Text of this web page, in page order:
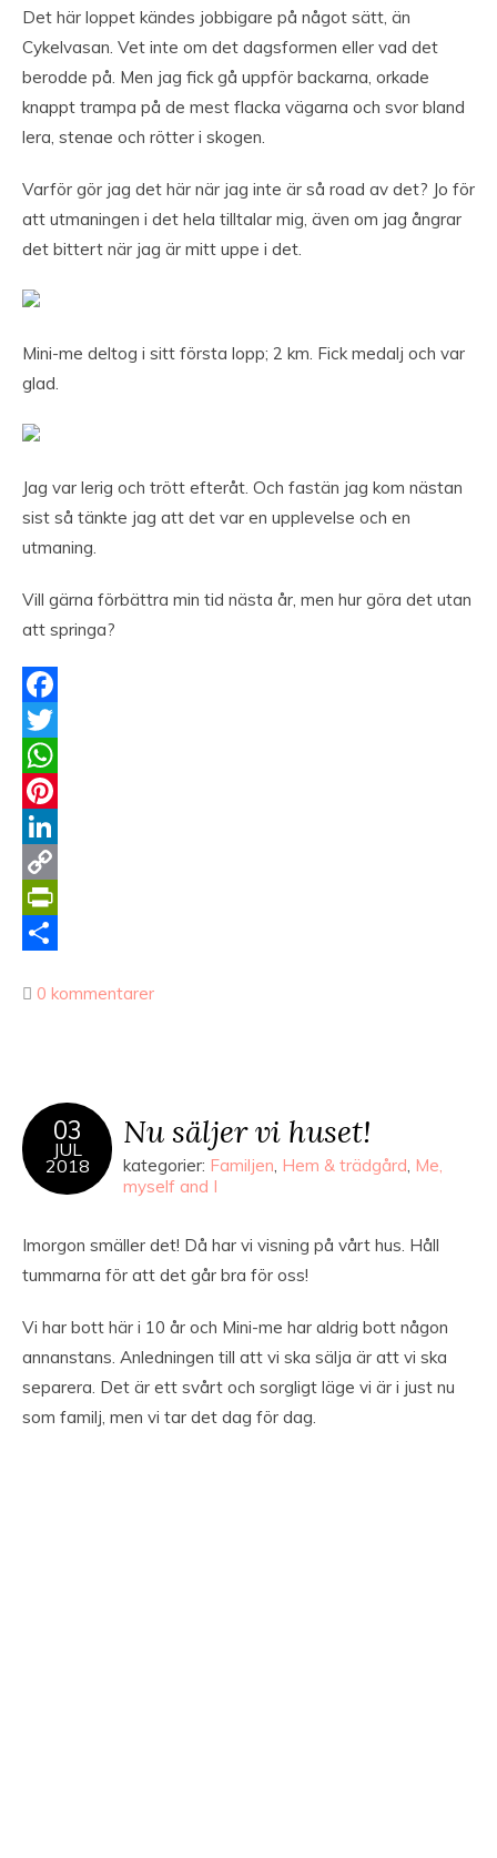
Det här loppet kändes jobbigare på något sätt, än
Cykelvasan. Vet inte om det dagsformen eller vad det
berodde på. Men jag fick gå uppför backarna, orkade
knappt trampa på de mest flacka vägarna och svor bland
lera, stenae och rötter i skogen.
Varför gör jag det här när jag inte är så road av det? Jo för
att utmaningen i det hela tilltalar mig, även om jag ångrar
det bittert när jag är mitt uppe i det.
Mini-me deltog i sitt första lopp; 2 km. Fick medalj och var
glad.
Jag var lerig och trött efteråt. Och fastän jag kom nästan
sist så tänkte jag att det var en upplevelse och en
utmaning.
Vill gärna förbättra min tid nästa år, men hur göra det utan
att springa?
Facebook
Twitter
WhatsApp
Pinterest
LinkedIn
Copy
Link
PrintFriendly
0 kommentarer
03
JUL
2018
Nu säljer vi huset!
kategorier: Familjen, Hem & trädgård, Me,
myself and I
Imorgon smäller det! Då har vi visning på vårt hus. Håll
tummarna för att det går bra för oss!
Vi har bott här i 10 år och Mini-me har aldrig bott någon
annanstans. Anledningen till att vi ska sälja är att vi ska
separera. Det är ett svårt och sorgligt läge vi är i just nu
som familj, men vi tar det dag för dag.